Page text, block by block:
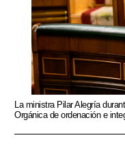
La ministra Pilar Alegría
Orgánica de ordenación e